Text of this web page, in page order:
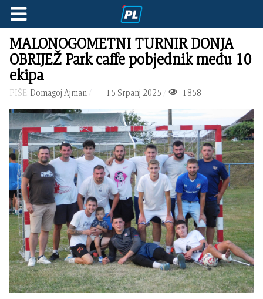
MALONOGOMETNI TURNIR DONJA
OBRIJEŽ Park caffe pobjednik među 10
ekipa
PIŠE: Domagoj Ajman 15 Srpanj 2025 1858